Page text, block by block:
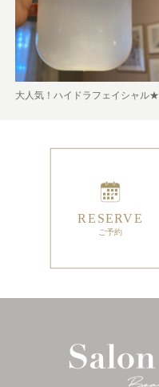
大人気！ハイドラフェイシャル★